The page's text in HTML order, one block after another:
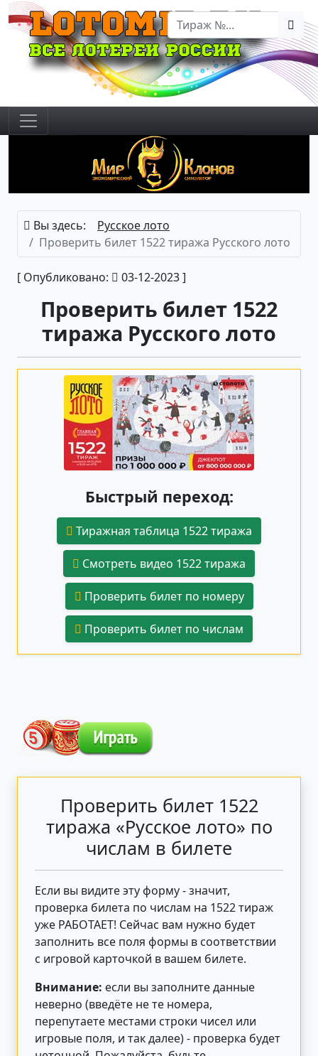
Вы здесь:
Русское лото
Проверить билет 1522 тиража Русского лото
[ Опубликовано: 03-12-2023 ]
Проверить билет 1522
тиража Русского лото
Быстрый переход:
Тиражная таблица 1522 тиража
Смотреть видео 1522 тиража
Проверить билет по номеру
Проверить билет по числам
Проверить билет 1522
тиража «Русское лото» по
числам в билете
Если вы видите эту форму - значит,
проверка билета по числам на 1522 тираж
уже РАБОТАЕТ! Сейчас вам нужно будет
заполнить все поля формы в соответствии
с игровой карточкой в вашем билете.
Внимание: если вы заполните данные
неверно (введёте не те номера,
перепутаете местами строки чисел или
игровые поля, и так далее) - проверка будет